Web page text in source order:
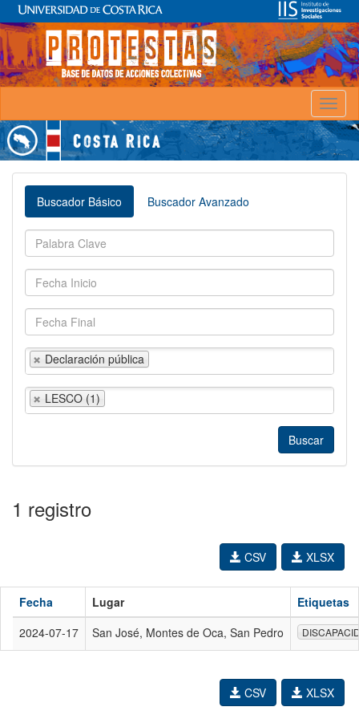
Buscador Básico Buscador Avanzado
Declaración pública
LESCO (1)
1 registro
XLSX
CSV
Fecha Lugar
Etiquetas
2024-07-17
San José, Montes de Oca, San Pedro
XLSX
CSV